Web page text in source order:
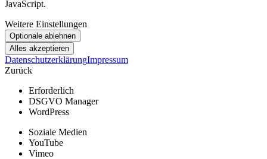
JavaScript.
Weitere Einstellungen
DatenschutzerklärungImpressum
Zurück
Erforderlich
DSGVO Manager
WordPress
Soziale Medien
YouTube
Vimeo